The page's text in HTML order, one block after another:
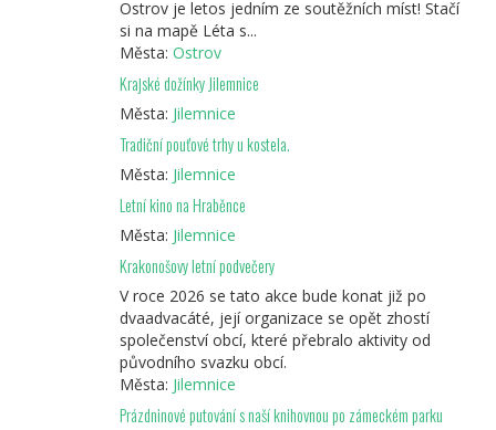
Ostrov je letos jedním ze soutěžních míst! Stačí
si na mapě Léta s...
Města: Ostrov
Krajské dožínky Jilemnice
Města: Jilemnice
Tradiční pouťové trhy u kostela.
Města: Jilemnice
Letní kino na Hraběnce
Města: Jilemnice
Krakonošovy letní podvečery
V roce 2026 se tato akce bude konat již po
dvaadvacáté, její organizace se opět zhostí
společenství obcí, které přebralo aktivity od
původního svazku obcí.
Města: Jilemnice
Prázdninové putování s naší knihovnou po zámeckém parku